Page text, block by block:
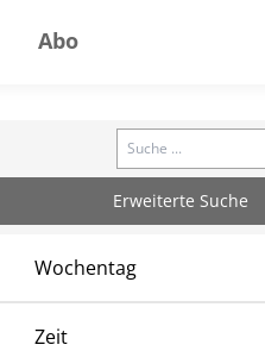
Abo
Search
Erweiterte Suche
Wochentag
Zeit